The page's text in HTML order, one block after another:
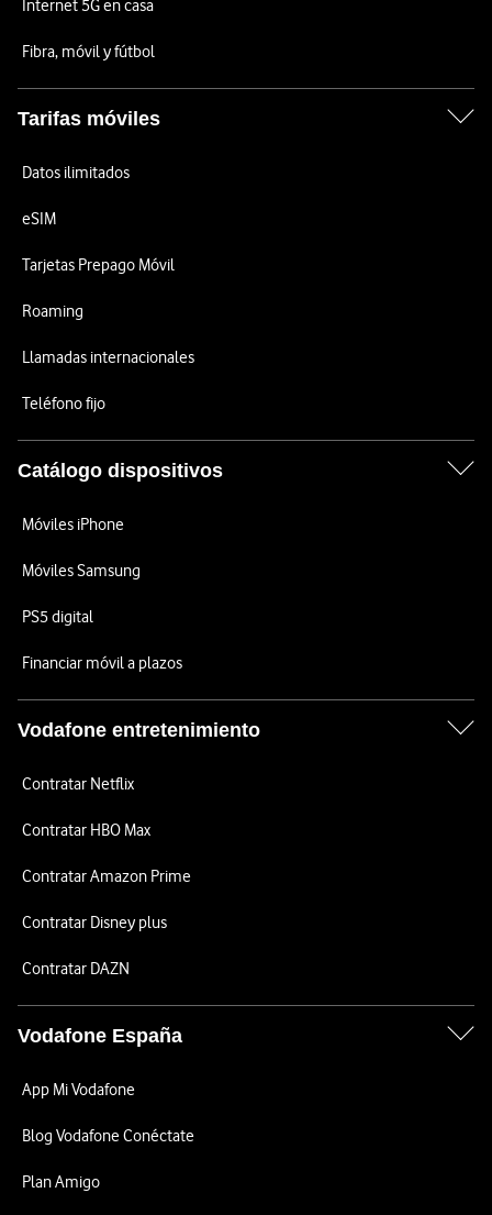
Internet 5G en casa
Fibra, móvil y fútbol
Tarifas móviles
Datos ilimitados
eSIM
Tarjetas Prepago Móvil
Roaming
Llamadas internacionales
Teléfono fijo
Catálogo dispositivos
Móviles iPhone
Móviles Samsung
PS5 digital
Financiar móvil a plazos
Vodafone entretenimiento
Contratar Netflix
Contratar HBO Max
Contratar Amazon Prime
Contratar Disney plus
Contratar DAZN
Vodafone España
App Mi Vodafone
Blog Vodafone Conéctate
Plan Amigo